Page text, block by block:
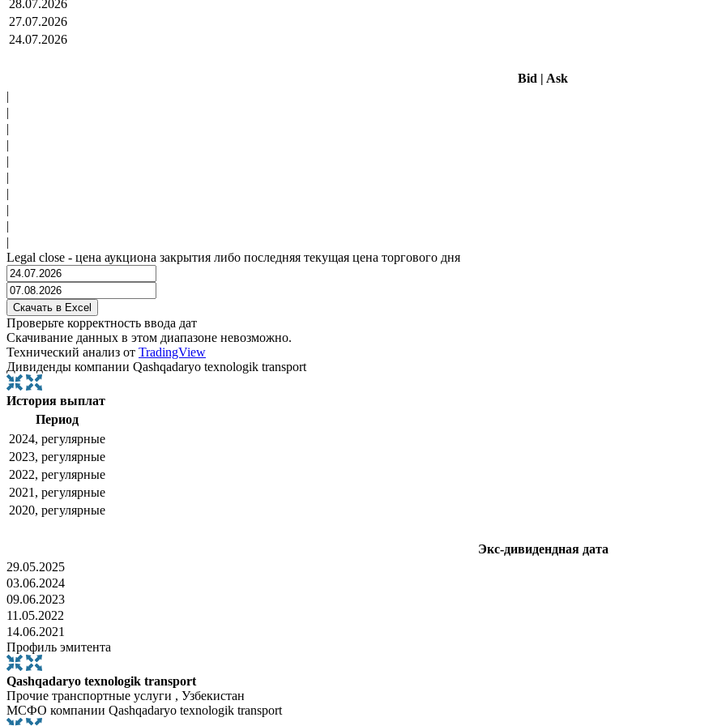
28.07.2026
27.07.2026
24.07.2026
Bid | Ask
|
|
|
|
|
|
|
|
|
|
Legal close - цена аукциона закрытия либо последняя текущая цена торгового дня
Проверьте корректность ввода дат
Скачивание данных в этом диапазоне невозможно.
Технический анализ от TradingView
Дивиденды компании Qashqadaryo texnologik transport
История выплат
Период
2024, регулярные
2023, регулярные
2022, регулярные
2021, регулярные
2020, регулярные
Экс-дивидендная дата
29.05.2025
03.06.2024
09.06.2023
11.05.2022
14.06.2021
Профиль эмитента
Qashqadaryo texnologik transport
Прочие транспортные услуги , Узбекистан
МСФО компании Qashqadaryo texnologik transport